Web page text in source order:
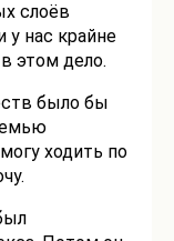
слоёв
у нас крайне
этом дело.
было бы
ходить по